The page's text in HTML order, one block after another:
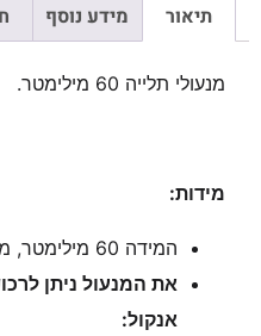
תיאור מידע נוסף
מנעולי תלייה 60 מילימטר.
מידות:
המידה 60 מילימטר, מתייחסת לרוחב גוף המנעול.
את המנעול ניתן
אנקול: